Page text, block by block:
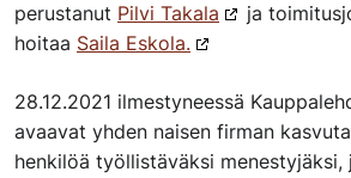
perustanut Pilvi Takala
ja
hoitaa Saila Eskola.
28.12.2021 ilmestyneessä
avaavat yhden naisen firman
henkilöä työllistäväksi menestyjäksi,